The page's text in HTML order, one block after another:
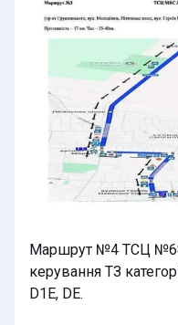
Маршрут №4 ТСЦ
керування ТЗ
D1E, DE.